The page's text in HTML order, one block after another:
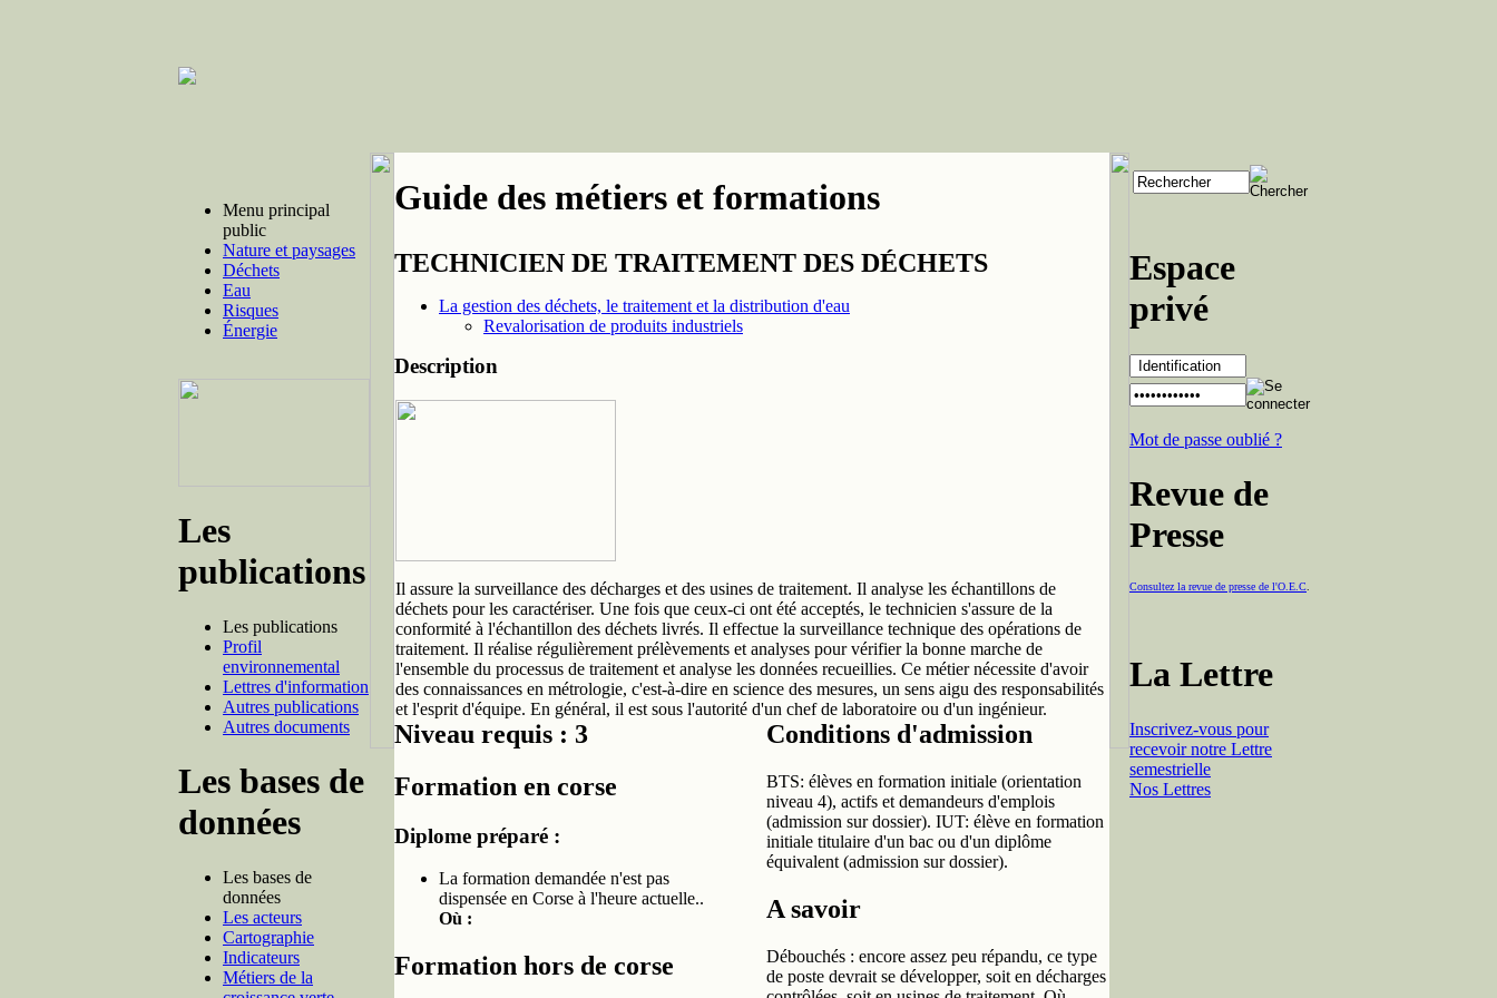
Menu principal
public
Nature et paysages
Déchets
Eau
Risques
Énergie
Les
publications
Les publications
Profil
environnemental
Lettres d'information
Autres publications
Autres documents
Les bases de
données
Les bases de
données
Les acteurs
Cartographie
Indicateurs
Métiers de la
Guide des métiers et formations
TECHNICIEN DE TRAITEMENT DES DÉCHETS
La gestion des déchets, le traitement et la distribution d'eau
Revalorisation de produits industriels
Description
Il assure la surveillance des décharges et des usines de traitement. Il analyse les échantillons de
déchets pour les caractériser. Une fois que ceux-ci ont été acceptés, le technicien s'assure de la
conformité à l'échantillon des déchets livrés. Il effectue la surveillance technique des opérations de
traitement. Il réalise régulièrement prélèvements et analyses pour vérifier la bonne marche de
l'ensemble du processus de traitement et analyse les données recueillies. Ce métier nécessite d'avoir
des connaissances en métrologie, c'est-à-dire en science des mesures, un sens aigu des responsabilités
et l'esprit d'équipe. En général, il est sous l'autorité d'un chef de laboratoire ou d'un ingénieur.
Niveau requis : 3
Conditions d'admission
Formation en corse
Diplome préparé :
La formation demandée n'est pas
dispensée en Corse à l'heure actuelle..
Où :
Formation hors de corse
BTS: élèves en formation initiale (orientation
niveau 4), actifs et demandeurs d'emplois
(admission sur dossier). IUT: élève en formation
initiale titulaire d'un bac ou d'un diplôme
équivalent (admission sur dossier).
A savoir
Débouchés : encore assez peu répandu, ce type
de poste devrait se développer, soit en décharges
Espace
privé
Mot de passe oublié ?
Revue de
Presse
Consultez la revue de presse de l'O.E.C
La Lettre
Inscrivez-vous pour
recevoir notre Lettre
semestrielle
Nos Lettres